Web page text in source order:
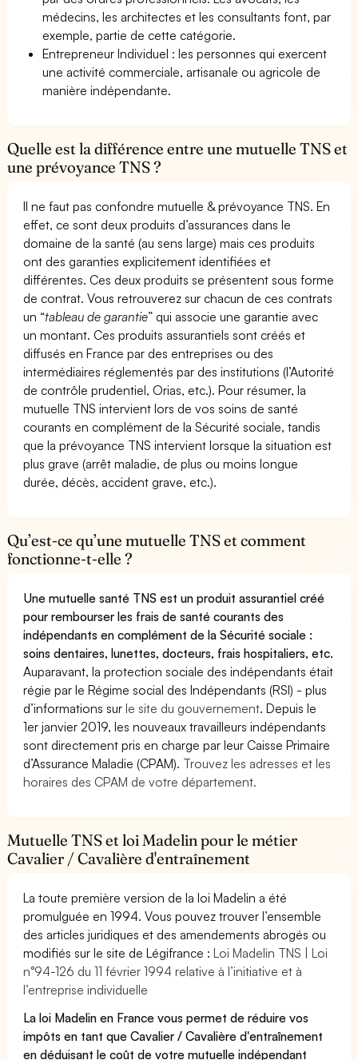
médecins, les architectes et les consultants font, par
exemple, partie de cette catégorie.
Entrepreneur Individuel : les personnes qui exercent
une activité commerciale, artisanale ou agricole de
manière indépendante.
Quelle est la différence entre une mutuelle TNS et
une prévoyance TNS ?
Il ne faut pas confondre mutuelle & prévoyance TNS. En
effet, ce sont deux produits d’assurances dans le
domaine de la santé (au sens large) mais ces produits
ont des garanties explicitement identifiées et
différentes. Ces deux produits se présentent sous forme
de contrat. Vous retrouverez sur chacun de ces contrats
un “tableau de garantie” qui associe une garantie avec
un montant. Ces produits assurantiels sont créés et
diffusés en France par des entreprises ou des
intermédiaires réglementés par des institutions (l’Autorité
de contrôle prudentiel, Orias, etc.). Pour résumer, la
mutuelle TNS intervient lors de vos soins de santé
courants en complément de la Sécurité sociale, tandis
que la prévoyance TNS intervient lorsque la situation est
plus grave (arrêt maladie, de plus ou moins longue
durée, décès, accident grave, etc.).
Qu’est-ce qu’une mutuelle TNS et comment
fonctionne-t-elle ?
Une mutuelle santé TNS est un produit assurantiel créé
pour rembourser les frais de santé courants des
indépendants en complément de la Sécurité sociale :
soins dentaires, lunettes, docteurs, frais hospitaliers, etc.
Auparavant, la protection sociale des indépendants était
régie par le Régime social des Indépendants (RSI) - plus
d’informations surle site du gouvernement. Depuis le
1er janvier 2019, les nouveaux travailleurs indépendants
sont directement pris en charge par leur Caisse Primaire
d’Assurance Maladie (CPAM). Trouvez les adresses et les
horaires des CPAM de votre département.
Mutuelle TNS et loi Madelin pour le métier
Cavalier / Cavalière d'entraînement
La toute première version de la loi Madelin a été
promulguée en 1994. Vous pouvez trouver l’ensemble
des articles juridiques et des amendements abrogés ou
modifiés sur le site de Légifrance :Loi Madelin TNS | Loi
n°94-126 du 11 février 1994 relative à l’initiative et à
l’entreprise individuelle
La loi Madelin en France vous permet de réduire vos
impôts en tant que Cavalier / Cavalière d'entraînement
en déduisant le coût de votre mutuelle indépendant